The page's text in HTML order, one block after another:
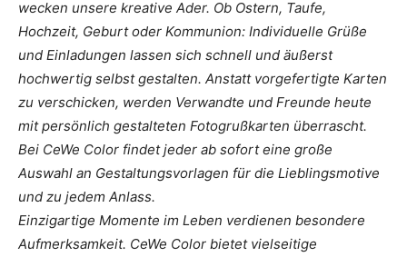
wecken unsere kreative Ader. Ob Ostern, Taufe,
Hochzeit, Geburt oder Kommunion: Individuelle Grüße
und Einladungen lassen sich schnell und äußerst
hochwertig selbst gestalten. Anstatt vorgefertigte Karten
zu verschicken, werden Verwandte und Freunde heute
mit persönlich gestalteten Fotogrußkarten überrascht.
Bei CeWe Color findet jeder ab sofort eine große
Auswahl an Gestaltungsvorlagen für die Lieblingsmotive
und zu jedem Anlass.
Einzigartige Momente im Leben verdienen besondere
Aufmerksamkeit. CeWe Color bietet vielseitige